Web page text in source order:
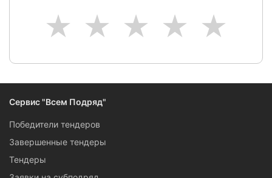
5
4
3
2
1
Сервис "Всем Подряд"
Победители тендеров
Завершенные тендеры
Тендеры